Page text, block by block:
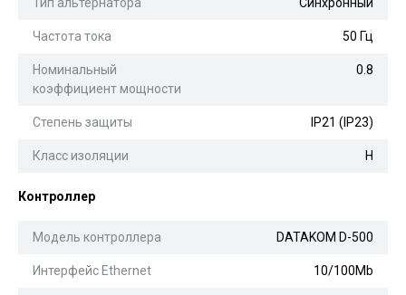
Частота тока 50 Гц
Номинальный
коэффициент мощности
0.8
Степень защиты IP21 (IP23)
Класс изоляции H
Контроллер
Модель контроллера DATAKOM D-500
Интерфейс Ethernet 10/100Mb